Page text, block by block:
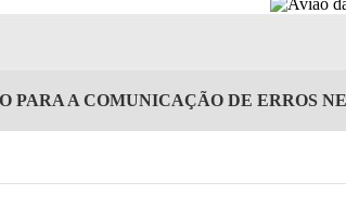
PARA A COMUNICAÇÃO DE ERROS